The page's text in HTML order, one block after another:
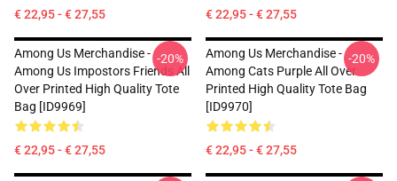
€ 22,95 - € 27,55 € 22,95 - € 27,55
Among Us Merchandise -
Among Us Impostors Friends All
Over Printed High Quality Tote
Bag [ID9969]
€ 22,95 - € 27,55
-20%
Among Us Merchandise -
Among Cats Purple All Over
Printed High Quality Tote Bag
[ID9970]
€ 22,95 - € 27,55
-20%